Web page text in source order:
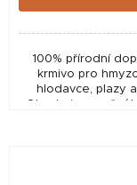
100% přírodní
krmivo pro
hlodavce, plazy